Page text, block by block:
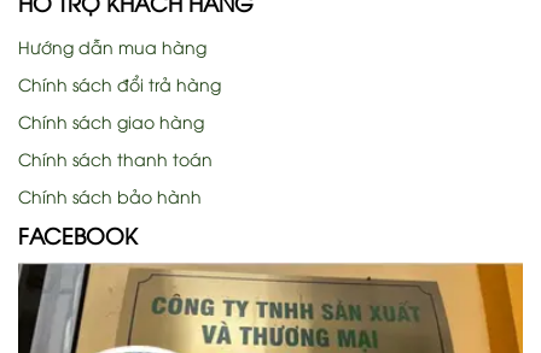
Hướng dẫn mua hàng
Chính sách đổi trả hàng
Chính sách giao hàng
Chính sách thanh toán
Chính sách bảo hành
FACEBOOK